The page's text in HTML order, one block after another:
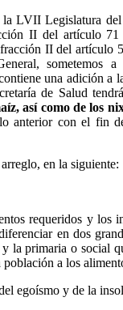
la LVII Legislatura
II del artículo
II del artículo
sometemos a
una adición a
de Salud
así como de los
anterior con el fin
en la siguiente:
requeridos y los
en dos
la primaria o social
a los
egoísmo y de la